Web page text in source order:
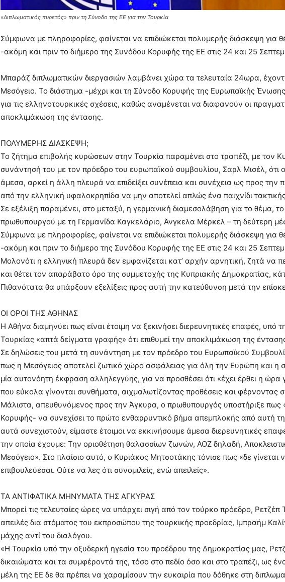
«Διπλωματικός πυρετός» πριν τη Σύνοδο της ΕΕ για την Τουρκία
Σύμφωνα με πληροφορίες, φαίνεται να επιδιώκεται πολυμερής διάσκεψη για
-ακόμη και πριν το διήμερο της Συνόδου Κορυφής της ΕΕ στις 24 και 25
Μπαράζ διπλωματικών διεργασιών λαμβάνει χώρα τα τελευταία 24ωρα,
Μεσόγειο. Το διάστημα -μέχρι και τη Σύνοδο Κορυφής της Ευρωπαϊκής Ένωσης
για τις ελληνοτουρκικές σχέσεις, καθώς αναμένεται να διαφανούν οι
αποκλιμάκωση της έντασης.
ΠΟΛΥΜΕΡΗΣ ΔΙΑΣΚΕΨΗ;
Το ζήτημα επιβολής κυρώσεων στην Τουρκία παραμένει στο τραπέζι, με τον
συνάντησή του με τον πρόεδρο του ευρωπαϊκού συμβουλίου, Σαρλ Μισέλ, ότι
άμεσα, αρκεί η άλλη πλευρά να επιδείξει συνέπεια και συνέχεια ως προς
από την ελληνική υφαλοκρηπίδα να μην αποτελεί απλώς ένα παιχνίδι
Σε εξέλιξη παραμένει, στο μεταξύ, η γερμανική διαμεσολάβηση για το θέμα,
πρωθυπουργού με τη Γερμανίδα Καγκελάριο, Άνγκελα Μέρκελ – τη δεύτερη
Σύμφωνα με πληροφορίες, φαίνεται να επιδιώκεται πολυμερής διάσκεψη για
-ακόμη και πριν το διήμερο της Συνόδου Κορυφής της ΕΕ στις 24 και 25
Μολονότι η ελληνική πλευρά δεν εμφανίζεται κατ’ αρχήν αρνητική, ζητά να
και θέτει τον απαράβατο όρο της συμμετοχής της Κυπριακής Δημοκρατίας,
Πιθανότατα θα υπάρξουν εξελίξεις προς αυτή την κατεύθυνση μετά την
ΟΙ ΟΡΟΙ ΤΗΣ ΑΘΗΝΑΣ
Η Αθήνα διαμηνύει πως είναι έτοιμη να ξεκινήσει διερευνητικές επαφές,
Τουρκίας «απτά δείγματα γραφής» ότι επιθυμεί την αποκλιμάκωση της
Σε δηλώσεις του μετά τη συνάντηση με τον πρόεδρο του Ευρωπαϊκού
πως η Μεσόγειος αποτελεί ζωτικό χώρο ασφάλειας για όλη την Ευρώπη και η
μία αυτονόητη έκφραση αλληλεγγύης, για να προσθέσει ότι «έχει έρθει η ώρα
που εύκολα γίνονται συνθήματα, αιχμαλωτίζοντας προθέσεις και φέρνοντας
Μάλιστα, απευθυνόμενος προς την Άγκυρα, ο πρωθυπουργός υποστήριξε πως
Κορυφής- να συνεχίσει το πρώτο ενθαρρυντικό βήμα απεμπλοκής από αυτή
αυτά συνεχιστούν, είμαστε έτοιμοι να εκκινήσουμε άμεσα διερευνητικές
την οποία έχουμε: Την οριοθέτηση θαλασσίων ζωνών, ΑΟΖ δηλαδή,
Μεσόγειο». Στο πλαίσιο αυτό, ο Κυριάκος Μητσοτάκης τόνισε πως «δε γίνεται
επιβουλεύεσαι. Ούτε να λες ότι συνομιλείς, ενώ απειλείς».
ΤΑ ΑΝΤΙΦΑΤΙΚΑ ΜΗΝΥΜΑΤΑ ΤΗΣ ΑΓΚΥΡΑΣ
Μπορεί τις τελευταίες ώρες να υπάρχει σιγή από τον τούρκο πρόεδρο,
απειλές δια στόματος του εκπροσώπου της τουρκικής προεδρίας, Ιμπραήμ
μάχης αντί του διαλόγου.
«Η Τουρκία υπό την οξυδερκή ηγεσία του προέδρου της Δημοκρατίας μας,
δικαιώματα και τα συμφέροντά της, τόσο στο πεδίο όσο και στο τραπέζι, ως
μέλη της ΕΕ δε θα πρέπει να χαραμίσουν την ευκαιρία που δόθηκε στη